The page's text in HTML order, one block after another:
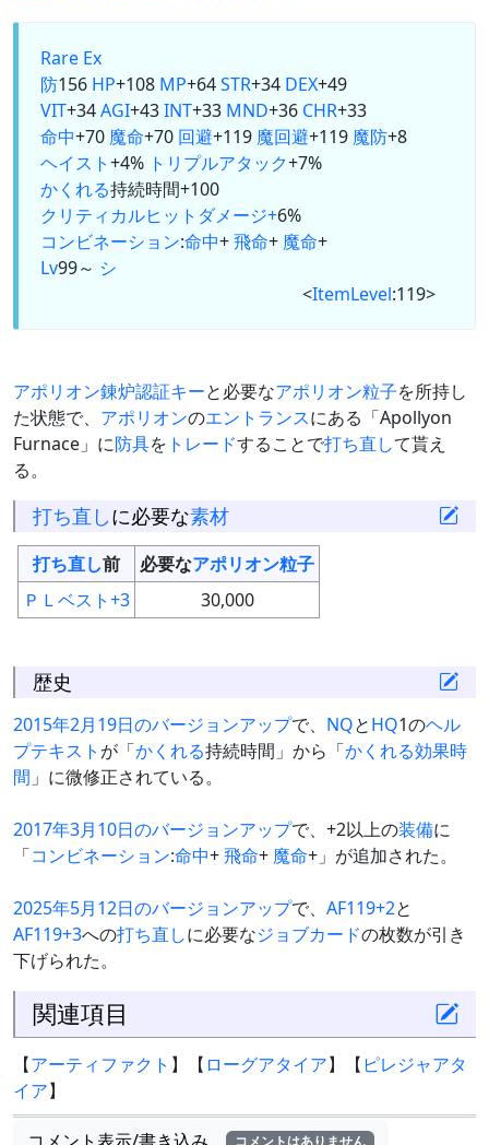
Rare Ex
防156 HP+108 MP+64STR+34 DEX+49
VIT+34AGI+43INT+33 MND+36 CHR+33
命中+70 魔命+70 回避+119 魔回避+119 魔防+8
ヘイスト+4% トリプルアタック+7%
かくれる持続時間+100
クリティカルヒットダメージ+6%
コンビネーション:命中+飛命+ 魔命+
Lv99～ シ
<ItemLevel:119>
アポリオン錬炉認証キーと必要なアポリオン粒子を所持し
た状態で、 アポリオンのエントランスにある「Apollyon
Furnace」に防具を トレードすることで打ち直して貰え
る。
打ち直しに必要な素材
打ち直し前 必要なアポリオン粒子
ＰＬベスト+3
30,000
歴史
2015年2月19日のバージョンアップで、 NQとHQ1のヘル
プテキスト が「かくれる持続時間」から「かくれる効果時
間 」に微修正されている。
2017年3月10日のバージョンアップで、+2以上の装備に
「コンビネーション:命中+飛命+ 魔命+」が追加された。
2025年5月12日のバージョンアップで、 AF119+2と
AF119+3への打ち直しに必要なジョブカードの枚数が引き
下げられた。
関連項目
【アーティファクト 】【 ローグアタイア】【 ピレジャアタ
イア】
コメントはありません